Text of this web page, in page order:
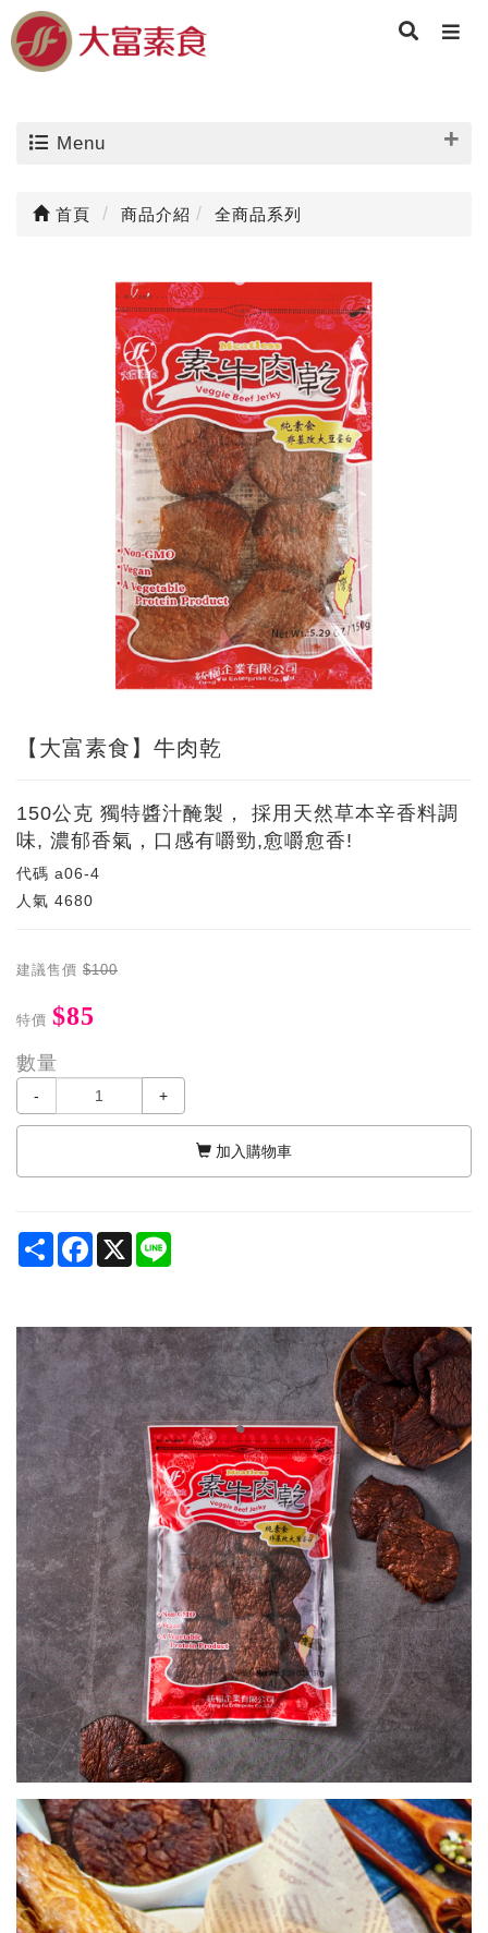
Menu
首頁 商品介紹 全商品系列
【大富素食】牛肉乾
150公克 獨特醬汁醃製， 採用天然草本辛香料調
味, 濃郁香氣，口感有嚼勁,愈嚼愈香!
代碼 a06-4
人氣 4680
建議售價 $100
特價 $85
數量
- +
加入購物車
ShareFacebook
X